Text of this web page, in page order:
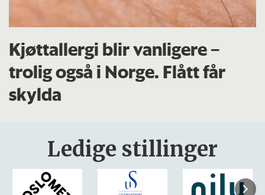
Kjøttallergi blir vanligere –
trolig også i Norge. Flått får
skylda
Ledige stillinger